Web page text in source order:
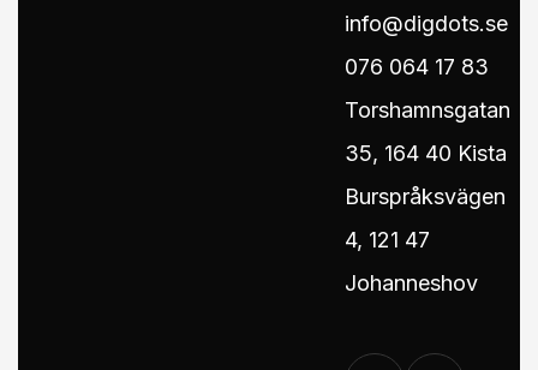
info@digdots.se
076 064 17 83
Torshamnsgatan
35, 164 40 Kista
Burspråksvägen
4, 121 47
Johanneshov